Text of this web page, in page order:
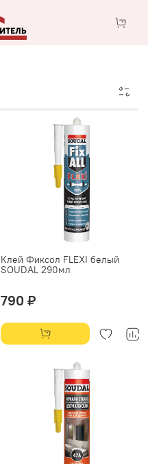
Клей Фиксол FLEXI белый
SOUDAL 290мл
790 ₽